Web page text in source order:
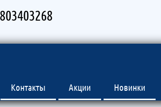
Контакты Акции Новинки